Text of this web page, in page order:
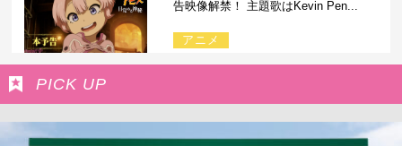
告映像解禁！ 主題歌はKevin Pen...
アニメ
PICK UP